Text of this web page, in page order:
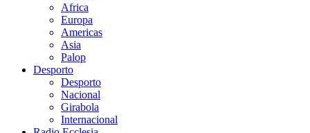
Africa
Europa
Americas
Asia
Palop
Desporto
Desporto
Nacional
Girabola
Internacional